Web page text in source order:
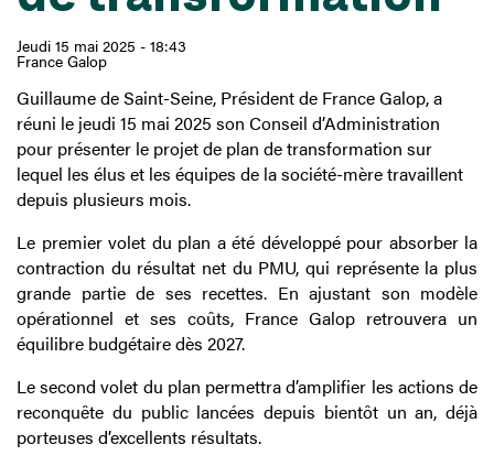
Jeudi 15 mai 2025 - 18:43
France Galop
Guillaume de Saint-Seine, Président de France Galop, a
réuni le jeudi 15 mai 2025 son Conseil d’Administration
pour présenter le projet de plan de transformation sur
lequel les élus et les équipes de la société-mère travaillent
depuis plusieurs mois.
Le premier volet du plan a été développé pour absorber la
contraction du résultat net du PMU, qui représente la plus
grande partie de ses recettes. En ajustant son modèle
opérationnel et ses coûts, France Galop retrouvera un
équilibre budgétaire dès 2027.
Le second volet du plan permettra d’amplifier les actions de
reconquête du public lancées depuis bientôt un an, déjà
porteuses d’excellents résultats.